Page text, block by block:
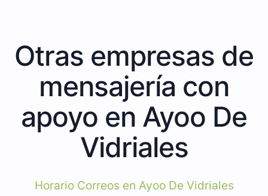
Otras empresas de
mensajería con
apoyo en Ayoo De
Vidriales
Horario Correos en Ayoo De Vidriales